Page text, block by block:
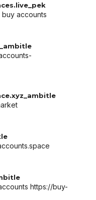
buy accounts
https://buy-